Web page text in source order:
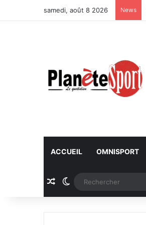
samedi, août 8 2026 News
ACCUEIL OMNISPORT
Article Aléatoire
Switch skin